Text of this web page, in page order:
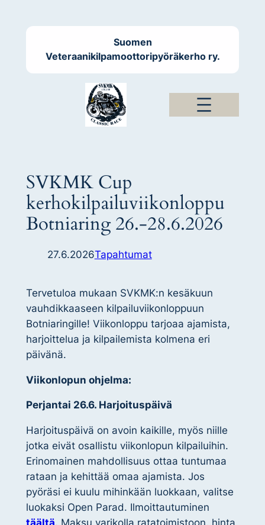
sisältöön
Suomen
Veteraanikilpamoottoripyöräkerho ry.
SVKMK Cup
kerhokilpailuviikonloppu
Botniaring 26.-28.6.2026
27.6.2026Tapahtumat
Tervetuloa mukaan SVKMK:n kesäkuun
vauhdikkaaseen kilpailuviikonloppuun
Botniaringille! Viikonloppu tarjoaa ajamista,
harjoittelua ja kilpailemista kolmena eri
päivänä.
Viikonlopun ohjelma:
Perjantai 26.6. Harjoituspäivä
Harjoituspäivä on avoin kaikille, myös niille
jotka eivät osallistu viikonlopun kilpailuihin.
Erinomainen mahdollisuus ottaa tuntumaa
rataan ja kehittää omaa ajamista. Jos
pyöräsi ei kuulu mihinkään luokkaan, valitse
luokaksi Open Parad. Ilmoittautuminen